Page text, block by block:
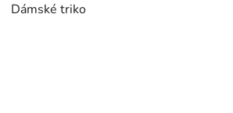
Dámské triko